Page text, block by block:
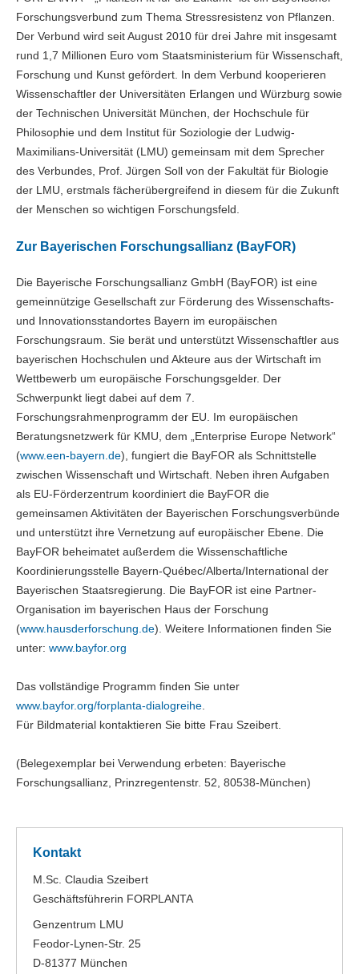
Forschungsverbund zum Thema Stressresistenz von Pflanzen.
Der Verbund wird seit August 2010 für drei Jahre mit insgesamt
rund 1,7 Millionen Euro vom Staatsministerium für Wissenschaft,
Forschung und Kunst gefördert. In dem Verbund kooperieren
Wissenschaftler der Universitäten Erlangen und Würzburg sowie
der Technischen Universität München, der Hochschule für
Philosophie und dem Institut für Soziologie der Ludwig-
Maximilians-Universität (LMU) gemeinsam mit dem Sprecher
des Verbundes, Prof. Jürgen Soll von der Fakultät für Biologie
der LMU, erstmals fächerübergreifend in diesem für die Zukunft
der Menschen so wichtigen Forschungsfeld.
Zur Bayerischen Forschungsallianz (BayFOR)
Die Bayerische Forschungsallianz GmbH (BayFOR) ist eine
gemeinnützige Gesellschaft zur Förderung des Wissenschafts-
und Innovationsstandortes Bayern im europäischen
Forschungsraum. Sie berät und unterstützt Wissenschaftler aus
bayerischen Hochschulen und Akteure aus der Wirtschaft im
Wettbewerb um europäische Forschungsgelder. Der
Schwerpunkt liegt dabei auf dem 7.
Forschungsrahmenprogramm der EU. Im europäischen
Beratungsnetzwerk für KMU, dem „Enterprise Europe Network“
(www.een-bayern.de), fungiert die BayFOR als Schnittstelle
zwischen Wissenschaft und Wirtschaft. Neben ihren Aufgaben
als EU-Förderzentrum koordiniert die BayFOR die
gemeinsamen Aktivitäten der Bayerischen Forschungsverbünde
und unterstützt ihre Vernetzung auf europäischer Ebene. Die
BayFOR beheimatet außerdem die Wissenschaftliche
Koordinierungsstelle Bayern-Québec/Alberta/International der
Bayerischen Staatsregierung. Die BayFOR ist eine Partner-
Organisation im bayerischen Haus der Forschung
(www.hausderforschung.de). Weitere Informationen finden Sie
unter: www.bayfor.org
Das vollständige Programm finden Sie unter
www.bayfor.org/forplanta-dialogreihe.
Für Bildmaterial kontaktieren Sie bitte Frau Szeibert.
(Belegexemplar bei Verwendung erbeten: Bayerische
Forschungsallianz, Prinzregentenstr. 52, 80538-München)
Kontakt
M.Sc. Claudia Szeibert
Geschäftsführerin FORPLANTA
Genzentrum LMU
Feodor-Lynen-Str. 25
D-81377 München